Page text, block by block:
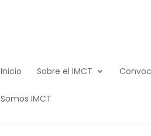
Inicio Sobre el IMCT
Somos IMCT